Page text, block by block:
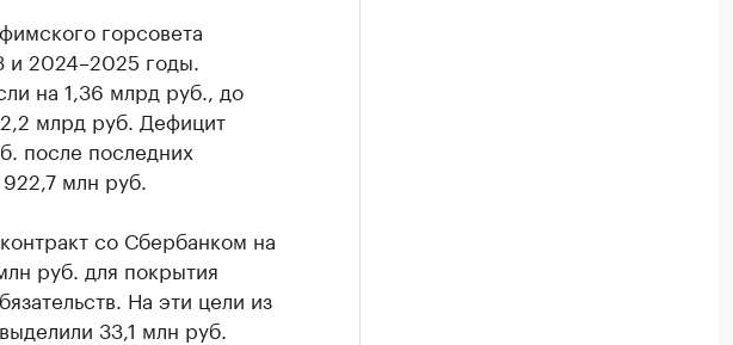
горсовета
2024–2025 годы.
на 1,36 млрд руб., до
млрд руб. Дефицит
после последних
млн руб.
контракт со Сбербанком на
руб. для покрытия
На эти цели из
33,1 млн руб.